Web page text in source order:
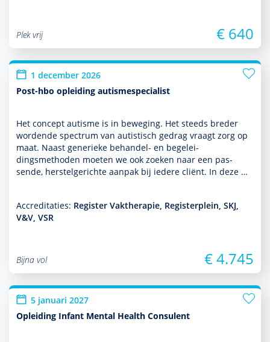
Plek vrij € 640
1 december 2026
Post-hbo opleiding autismespecialist
Het concept autisme is in beweging. Het steeds breder
wordende spectrum van autis­tisch gedrag vraagt zorg op
maat. Naast generieke behan­del- en bege­lei­
dingsmethoden moeten we ook zoeken naar een pas­
sende, herstelgerichte aanpak bij iedere cliënt. In deze …
Accreditaties: Register Vaktherapie, Registerplein, SKJ,
V&V, VSR
Bijna vol € 4.745
5 januari 2027
Opleiding Infant Mental Health Consulent